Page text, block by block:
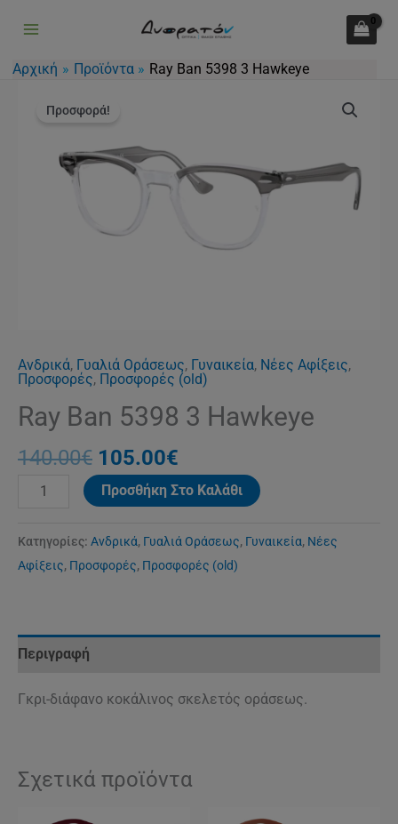
περιεχόμενο
Αρχική Προϊόντα Ray Ban 5398 3 Hawkeye
Προσφορά!
Ανδρικά, Γυαλιά Οράσεως, Γυναικεία, Νέες Αφίξεις,
Προσφορές, Προσφορές (old)
Ray Ban 5398 3 Hawkeye
140.00€
price
140.00€.
105.00€
είναι:
105.00€.
Προσθήκη Στο Καλάθι
Κατηγορίες: Ανδρικά, Γυαλιά Οράσεως, Γυναικεία, Νέες
Αφίξεις, Προσφορές, Προσφορές (old)
Περιγραφή
Γκρι-διάφανο κοκάλινος σκελετός οράσεως.
Σχετικά προϊόντα
3
ποσότητα